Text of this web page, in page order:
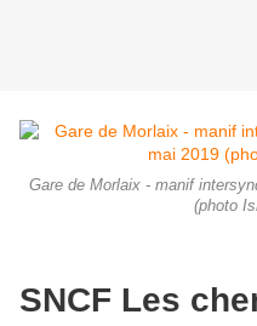
Gare de Morlaix - manif
(photo
SNCF Les